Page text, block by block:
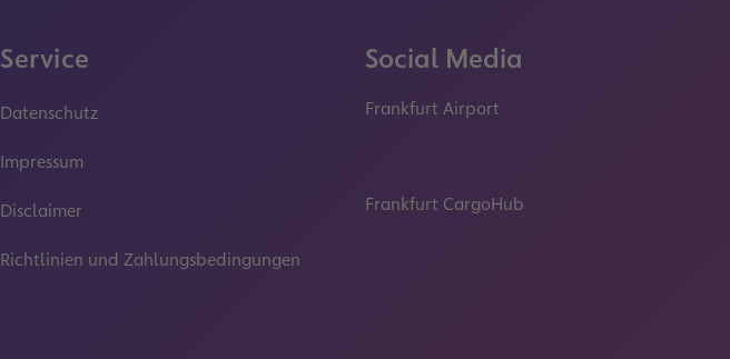
Service
Datenschutz
Impressum
Disclaimer
Richtlinien und Zahlungsbedingungen
Social Media
Frankfurt Airport
Frankfurt CargoHub